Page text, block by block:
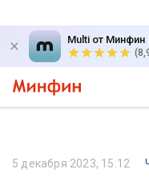
Multi от Минфин
5 декабря 2023, 15:12